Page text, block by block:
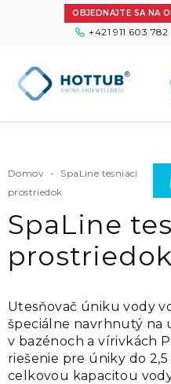
OBJEDNAJTE SA NA
+421 911 603 782
Domov -
SpaLine tesniaci
prostriedok
SpaLine
prostriedok
Utesňovač úniku vody
špeciálne navrhnutý na
v bazénoch a vírivkách
riešenie pre úniky do
celkovou kapacitou